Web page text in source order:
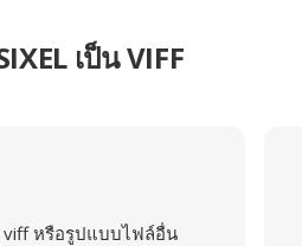
เป็น VIFF
หรือรูปแบบไฟล์อื่น